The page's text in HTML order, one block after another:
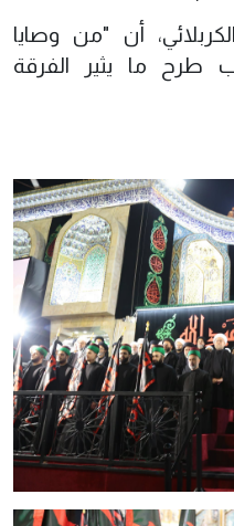
أن "من وصايا
طرح ما يثير الفرقة